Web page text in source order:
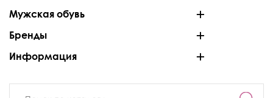
Мужская обувь
Бренды
Информация